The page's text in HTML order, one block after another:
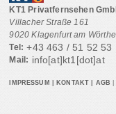
KT1 Privatfernsehen
Villacher Straße 161
9020 Klagenfurt am
Tel: +43 463 / 51 52 53
Mail: info[at]kt1[dot]at
IMPRESSUM KONTAKT AGB